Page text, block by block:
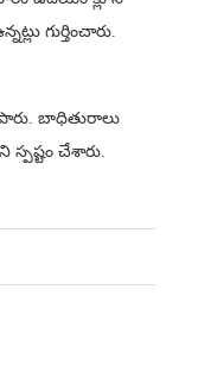
గుర్తించారు.
బాధితురాలు
చేశారు.